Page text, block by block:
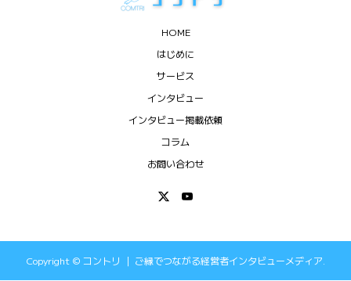
HOME
はじめに
サービス
インタビュー
インタビュー掲載依頼
コラム
お問い合わせ
Copyright © コントリ ｜ ご縁でつながる経営者インタビューメディア.